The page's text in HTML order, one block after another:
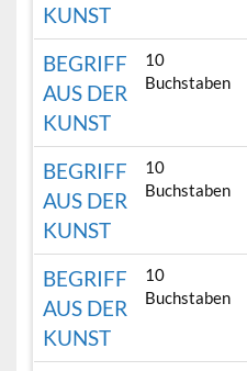
KUNST
BEGRIFF
AUS DER
KUNST
10
Buchstaben
BEGRIFF
AUS DER
KUNST
10
Buchstaben
BEGRIFF
AUS DER
KUNST
10
Buchstaben